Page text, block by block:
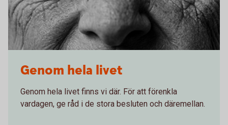
Genom hela livet
Genom hela livet finns vi där. För att förenkla
vardagen, ge råd i de stora besluten och däremellan.